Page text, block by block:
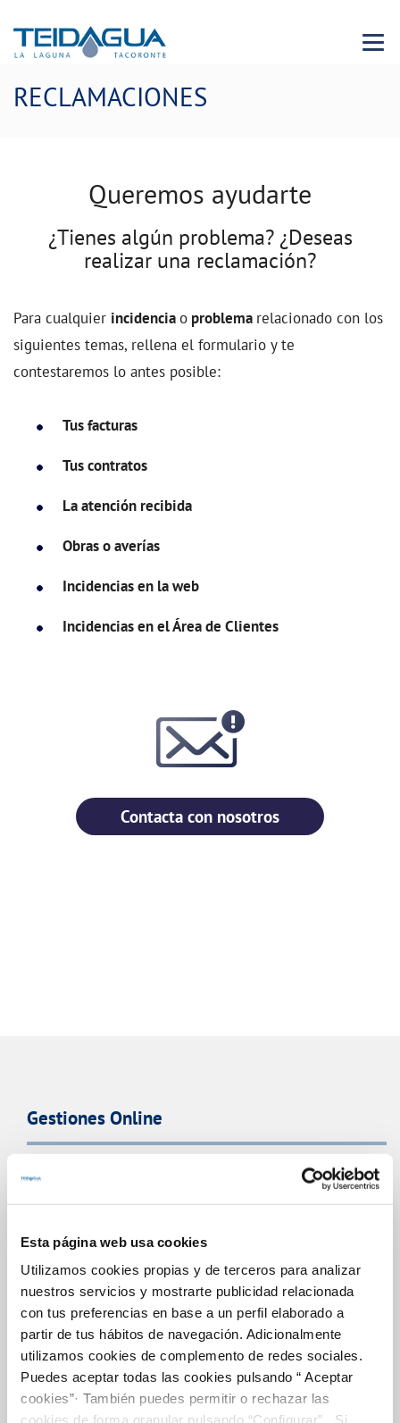
Esta página web usa cookies
Utilizamos cookies propias y de terceros para analizar
nuestros servicios y mostrarte publicidad relacionada
con tus preferencias en base a un perfil elaborado a
partir de tus hábitos de navegación. Adicionalmente
utilizamos cookies de complemento de redes sociales.
Puedes aceptar todas las cookies pulsando “ Aceptar
cookies”· También puedes permitir o rechazar las
cookies de forma granular pulsando “Configurar”. Si
Menu
RECLAMACIONES
Queremos ayudarte
¿Tienes algún problema? ¿Deseas
realizar una reclamación?
Para cualquier incidenciao problema relacionado con los
siguientes temas, rellena el formulario y te
contestaremos lo antes posible:
Tus facturas
Tus contratos
La atención recibida
Obras o averías
Incidencias en la web
Incidencias en el Área de Clientes
Contacta con nosotros
Gestiones Online
FACTURAS, PAGOS Y CONSUMOS
CONTRATOS
MODIFICACIÓN DE DATOS
INCIDENCIAS
TODAS LAS GESTIONES
OTRAS GESTIONES